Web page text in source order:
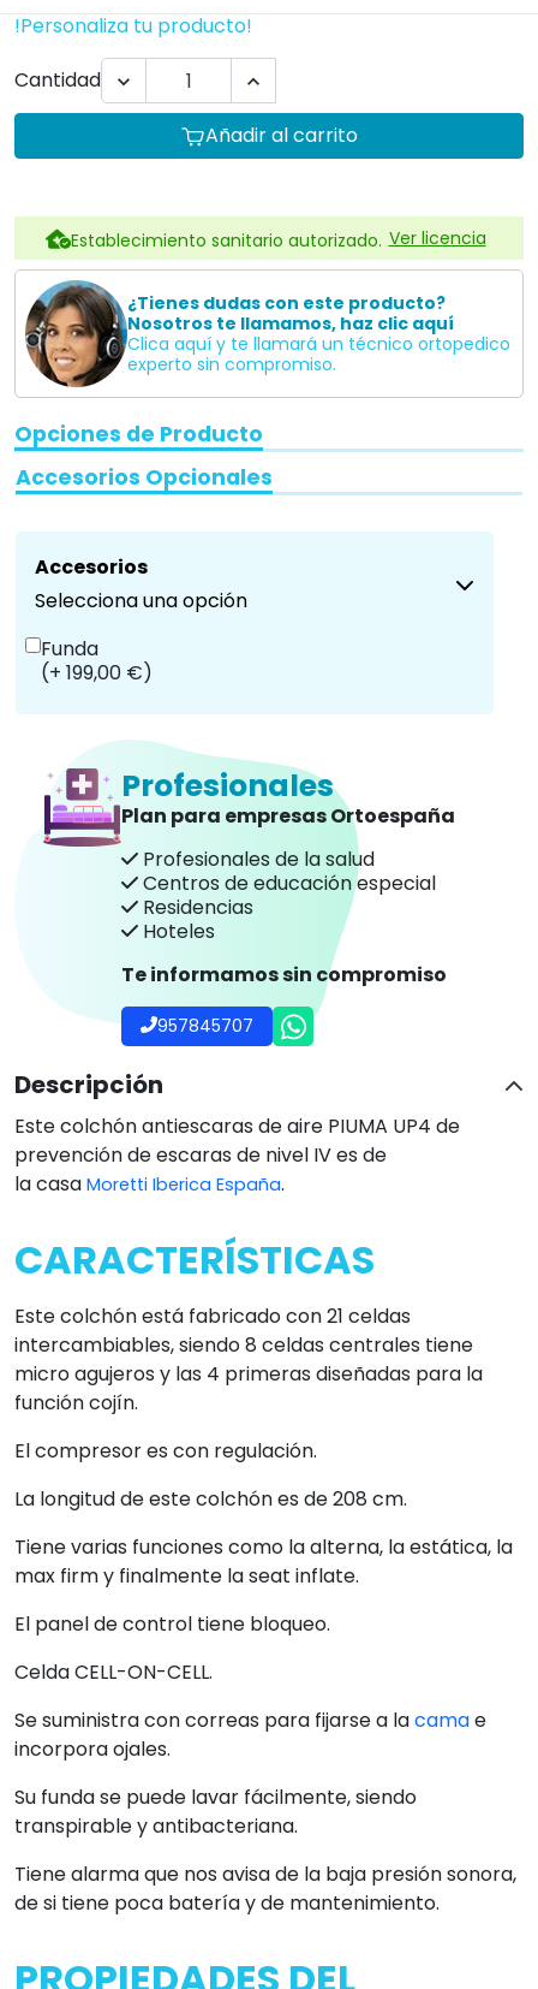
!Personaliza tu producto!
Cantidad
 
Añadir al carrito
Establecimiento sanitario autorizado. Ver licencia
¿Tienes dudas con este producto?
Nosotros te llamamos, haz clic aquí
Clica aquí y te llamará un técnico ortopedico
experto sin compromiso.
Opciones de Producto
Accesorios Opcionales
Accesorios
Selecciona una opción
Funda
(+ 199,00 €)
Profesionales
Plan para empresas Ortoespaña
Profesionales de la salud
Centros de educación especial
Residencias
Hoteles
Te informamos sin compromiso
957845707
Descripción
Este colchón antiescaras de aire PIUMA UP4 de
prevención de escaras de nivel IV es de
la casa Moretti Iberica España.
CARACTERÍSTICAS
Este colchón está fabricado con 21 celdas
intercambiables, siendo 8 celdas centrales tiene
micro agujeros y las 4 primeras diseñadas para la
función cojín.
El compresor es con regulación.
La longitud de este colchón es de 208 cm.
Tiene varias funciones como la alterna, la estática, la
max firm y finalmente la seat inflate.
El panel de control tiene bloqueo.
Celda CELL-ON-CELL.
Se suministra con correas para fijarse a lacamae
incorpora ojales.
Su funda se puede lavar fácilmente, siendo
transpirable y antibacteriana.
Tiene alarma que nos avisa de la baja presión sonora,
de si tiene poca batería y de mantenimiento.